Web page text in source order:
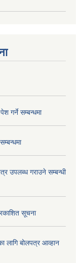
गर्ने सम्बन्धमा
उपलब्ध गराउने सम्बन्धी
सूचना
लागि बोलपत्र आव्हान